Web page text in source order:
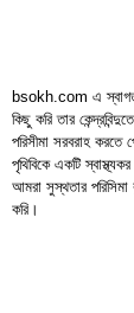
bsokh.com এ
কিছু করি তার
পরিসীমা সরবরাহ করতে
পৃথিবিকে একটি
আমরা সুস্থতার পরিসিমা
করি।